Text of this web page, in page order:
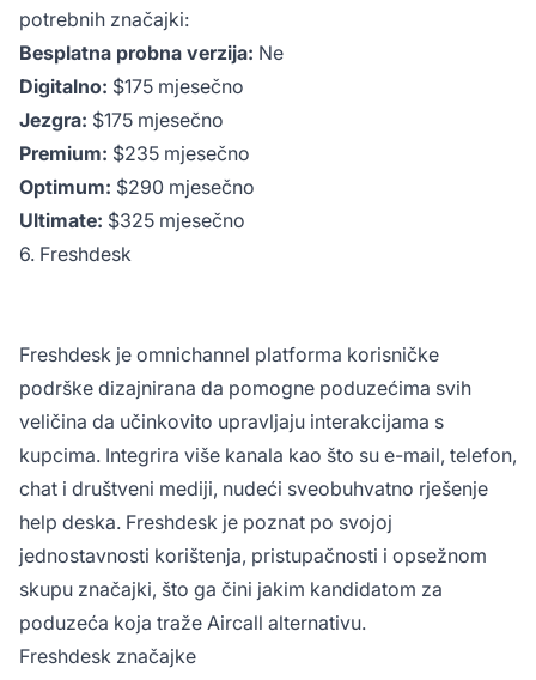
potrebnih značajki:
Besplatna probna verzija: Ne
Digitalno: $175 mjesečno
Jezgra: $175 mjesečno
Premium: $235 mjesečno
Optimum: $290 mjesečno
Ultimate: $325 mjesečno
6. Freshdesk
Freshdesk je omnichannel platforma korisničke
podrške dizajnirana da pomogne poduzećima svih
veličina da učinkovito upravljaju interakcijama s
kupcima. Integrira više kanala kao što su e-mail, telefon,
chat i društveni mediji, nudeći sveobuhvatno rješenje
help deska. Freshdesk je poznat po svojoj
jednostavnosti korištenja, pristupačnosti i opsežnom
skupu značajki, što ga čini jakim kandidatom za
poduzeća koja traže Aircall alternativu.
Freshdesk značajke